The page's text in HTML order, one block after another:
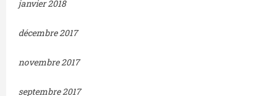
janvier 2018
décembre 2017
novembre 2017
septembre 2017